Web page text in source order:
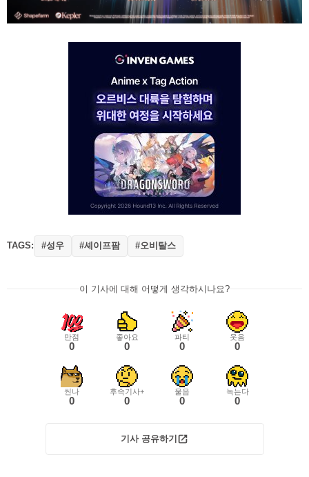
TAGS: #성우 #셰이프팜 #오비탈스
이 기사에 대해 어떻게 생각하시나요?
만점
0
좋아요
0
파티
0
웃음
0
씬나
0
후속기사+
0
울음
0
녹는다
0
기사 공유하기